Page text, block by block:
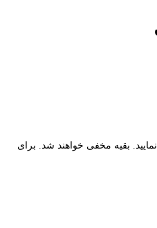
بقیه مخفی خواهند شد. برای